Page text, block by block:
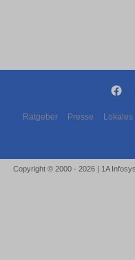
Ratgeber Presse Lokales
Copyright © 2000 - 2026 | 1A